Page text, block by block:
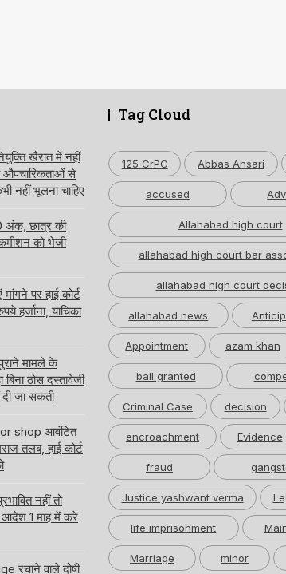
खैरात में नहीं
औपचारिकताओं से
नहीं भूलना चाहिए
अंक, छात्र की
को भेजी
पर हाई कोर्ट
हर्जाना, याचिका
मामले के
बिना ठोस दस्तावेजी
जा सकती
shop आवंटित
तलब, हाई कोर्ट
नहीं तो
आदेश 1 माह में करे
रचाने वाले दोषी
Tag Cloud
125 CrPC Abbas Ansari
accused
Allahabad high court
allahabad high court bar
allahabad high court
allahabad news
Appointment azam khan
bail granted
Criminal Case decision
encroachment Evidence
fraud
Justice yashwant verma
life imprisonment
Marriage minor